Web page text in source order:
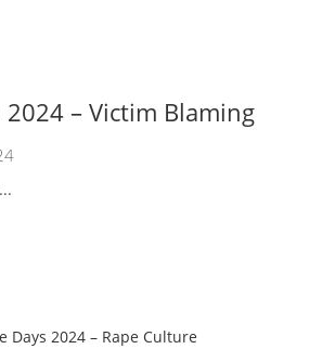
2024 – Victim Blaming